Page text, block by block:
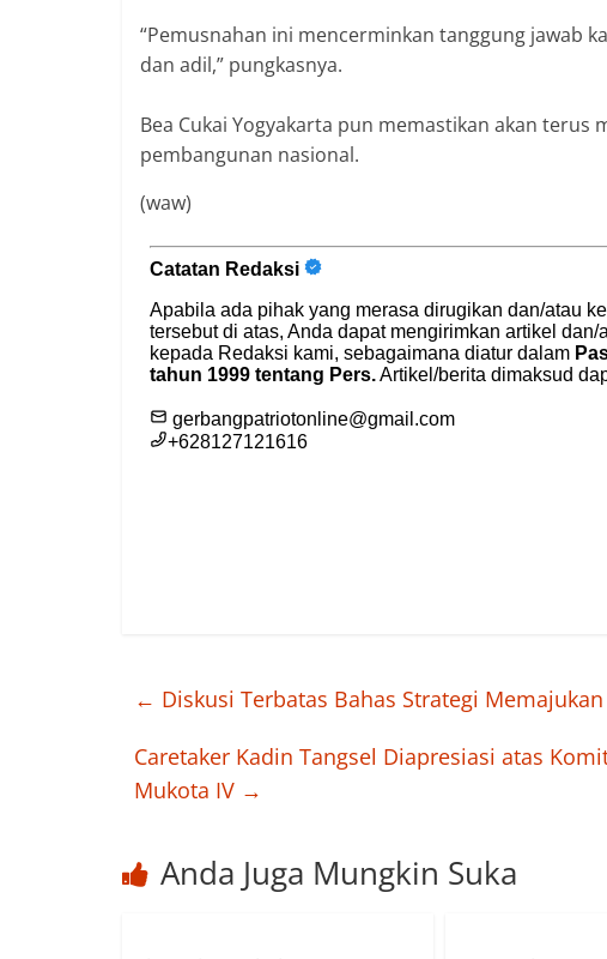
‎“Pemusnahan ini mencerminkan tanggung jawab
dan adil,” pungkasnya.
‎Bea Cukai Yogyakarta pun memastikan akan
pembangunan nasional.
(waw)
← Diskusi Terbatas Bahas Strategi
Caretaker Kadin Tangsel Diapresiasi atas
Mukota IV →
Anda Juga Mungkin Suka